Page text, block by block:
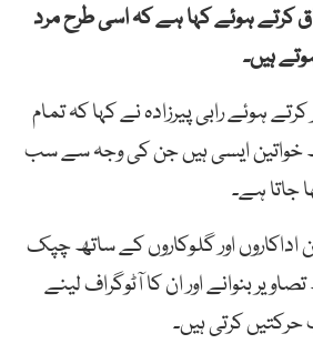
کرتے ہوئے کہا ہے کہ اسی طرح مرد
ہیں۔
کرتے ہوئے رابی پیرزادہ نے کہا کہ تمام
خواتین ایسی ہیں جن کی وجہ سے سب
جاتا ہے۔
اداکاروں اور گلوکاروں کے ساتھ چپک
بنوانے اور ان کا آٹوگراف لینے
کرتی ہیں۔